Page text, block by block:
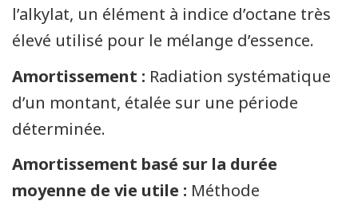
l’alkylat, un élément à indice d’octane très
élevé utilisé pour le mélange d’essence.
Amortissement : Radiation systématique
d’un montant, étalée sur une période
déterminée.
Amortissement basé sur la durée
moyenne de vie utile : Méthode